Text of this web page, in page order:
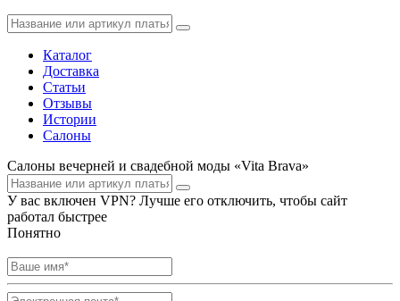
Каталог
Доставка
Статьи
Отзывы
Истории
Салоны
Салоны вечерней и свадебной моды «Vita Brava»
У вас включен VPN? Лучше его отключить, чтобы сайт
работал быстрее
Понятно